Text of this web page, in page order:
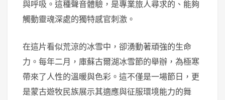
與呼吸。這種聲音體驗，是專業旅人尋求的、能夠
觸動靈魂深處的獨特感官刺激。
在這片看似荒涼的冰雪中，卻湧動著頑強的生命
力。每年二月，庫蘇古爾湖冰雪節的舉辦，為極寒
帶來了人性的溫暖與色彩。這不僅是一場節日，更
是蒙古遊牧民族展示其適應與征服環境能力的舞